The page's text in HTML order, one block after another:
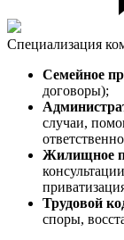
Специализация
Семейное
договоры);
случаи,
Жилищное
Трудовой
споры,